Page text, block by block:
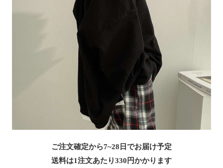
ご注文確定から7~28日でお届け予定
送料は1注文あたり330 円かかります